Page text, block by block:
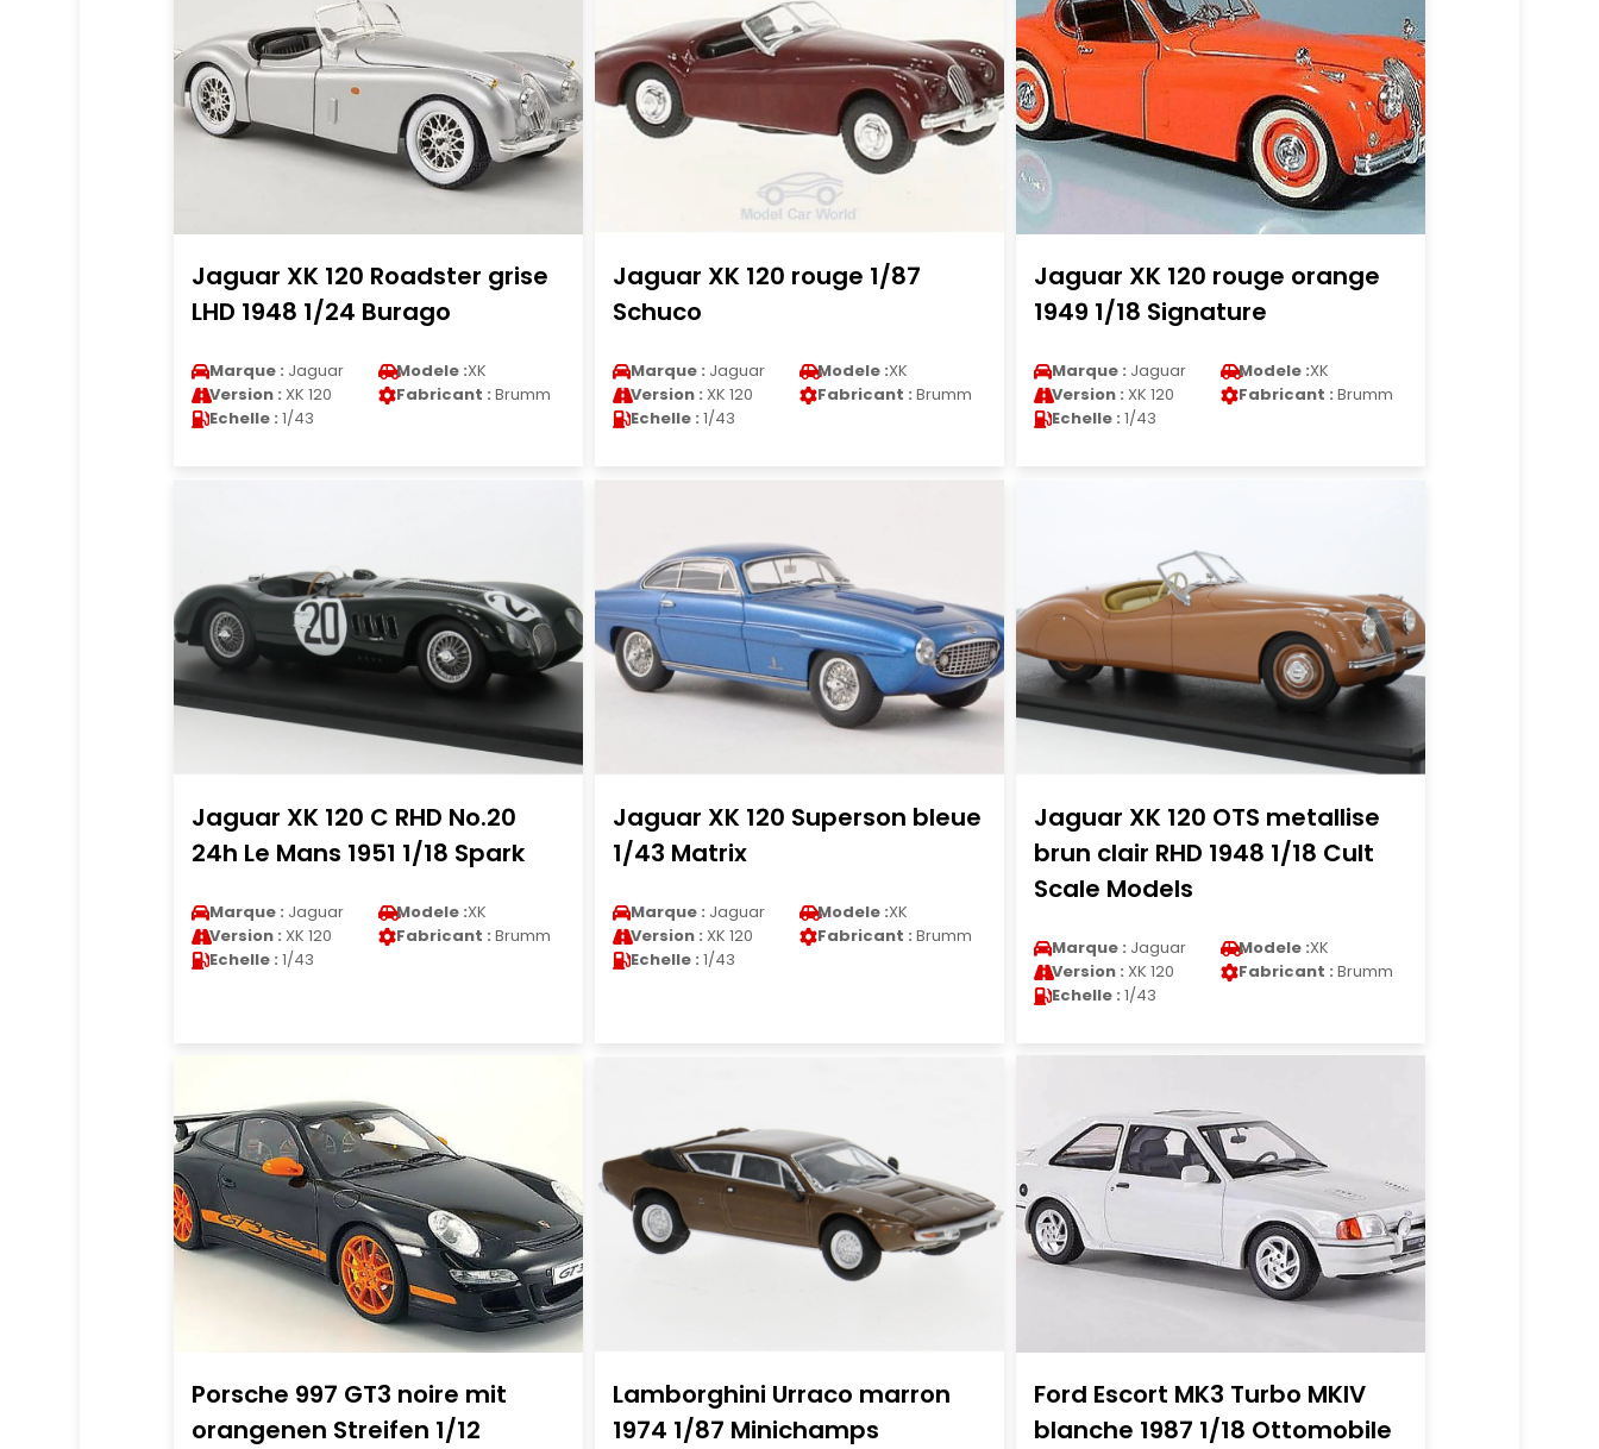
Jaguar XK 120 Roadster grise
LHD 1948 1/24 Burago
Marque : Jaguar Modele :XK
Version : XK 120 Fabricant : Brumm
Echelle : 1/43
Jaguar XK 120 rouge 1/87
Schuco
Marque : Jaguar Modele :XK
Version : XK 120 Fabricant : Brumm
Echelle : 1/43
Jaguar XK 120 rouge orange
1949 1/18 Signature
Marque : Jaguar Modele :XK
Version : XK 120 Fabricant : Brumm
Echelle : 1/43
Jaguar XK 120 C RHD No.20
24h Le Mans 1951 1/18 Spark
Marque : Jaguar Modele :XK
Version : XK 120 Fabricant : Brumm
Echelle : 1/43
Jaguar XK 120 Superson bleue
1/43 Matrix
Marque : Jaguar Modele :XK
Version : XK 120 Fabricant : Brumm
Echelle : 1/43
Jaguar XK 120 OTS metallise
brun clair RHD 1948 1/18 Cult
Scale Models
Marque : Jaguar Modele :XK
Version : XK 120 Fabricant : Brumm
Echelle : 1/43
Porsche 997 GT3 noire mit
orangenen Streifen 1/12
Lamborghini Urraco marron
1974 1/87 Minichamps
Ford Escort MK3 Turbo MKIV
blanche 1987 1/18 Ottomobile